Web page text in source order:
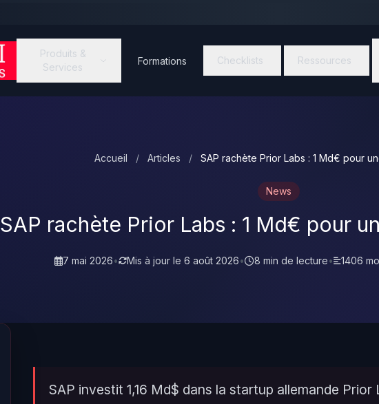
Produits &
Services
Formations Checklists Ressources
Accueil / Articles / SAP rachète Prior Labs : 1 Md€ pour
News
SAP rachète Prior Labs : 1 Md€ pour
7 mai 2026• Mis à jour le 6 août 2026• 8 min de lecture• 1406
SAP investit 1,16 Md$ dans la startup allemande Prior